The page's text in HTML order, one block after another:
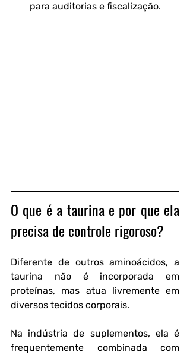
para auditorias e fiscalização.
O que é a taurina e por que ela
precisa de controle rigoroso?
Diferente de outros aminoácidos, a
taurina não é incorporada em
proteínas, mas atua livremente em
diversos tecidos corporais.
Na indústria de suplementos, ela é
frequentemente combinada com